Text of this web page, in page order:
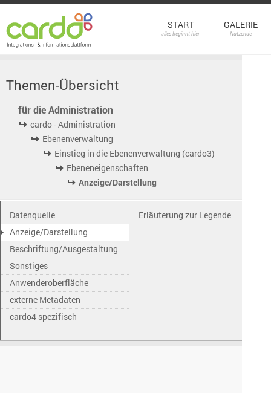
START
alles beginnt hier
GALERIE
Nutzende
Themen-Übersicht
für die Administration
cardo - Administration
Ebenenverwaltung
Einstieg in die Ebenenverwaltung (cardo3)
Ebeneneigenschaften
Anzeige/Darstellung
Datenquelle
Anzeige/Darstellung
Beschriftung/Ausgestaltung
Sonstiges
Anwenderoberfläche
externe Metadaten
cardo4 spezifisch
Erläuterung zur Legende